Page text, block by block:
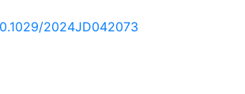
2024JD042073